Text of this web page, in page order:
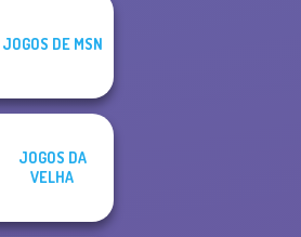
Black Friday
JOGOS DE MSN
JOGOS DA
VELHA